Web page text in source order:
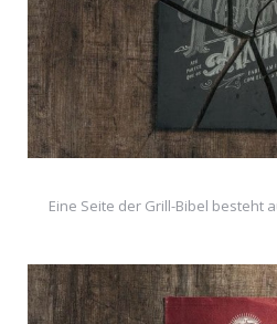
Eine Seite der Grill-Bibel besteht